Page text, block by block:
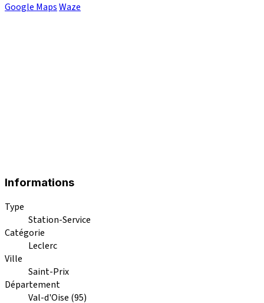
Google MapsWaze
Informations
Type
Station-Service
Catégorie
Leclerc
Ville
Saint-Prix
Département
Val-d'Oise (95)